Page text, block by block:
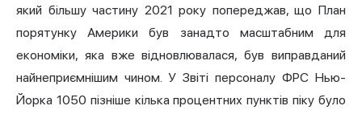
який більшу частину 2021 року попереджав, що План
порятунку Америки був занадто масштабним для
економіки, яка вже відновлювалася, був виправданий
найнеприємнішим чином. У Звіті персоналу ФРС Нью-
Йорка 1050 пізніше кілька процентних пунктів піку було